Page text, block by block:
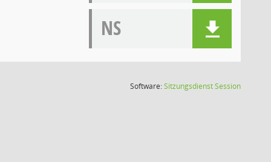
NS
Software:SitzungsdienstSession(Wird in